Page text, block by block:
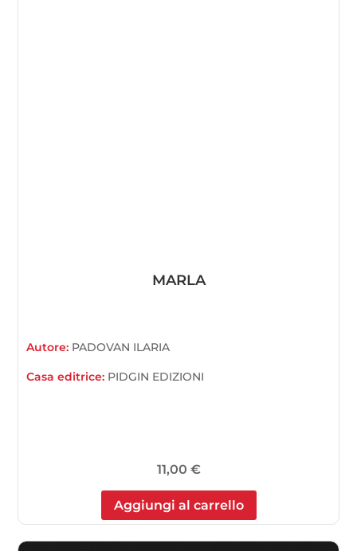
MARLA
Autore: PADOVAN ILARIA
Casa editrice: PIDGIN EDIZIONI
11,00 €
Aggiungi al carrello